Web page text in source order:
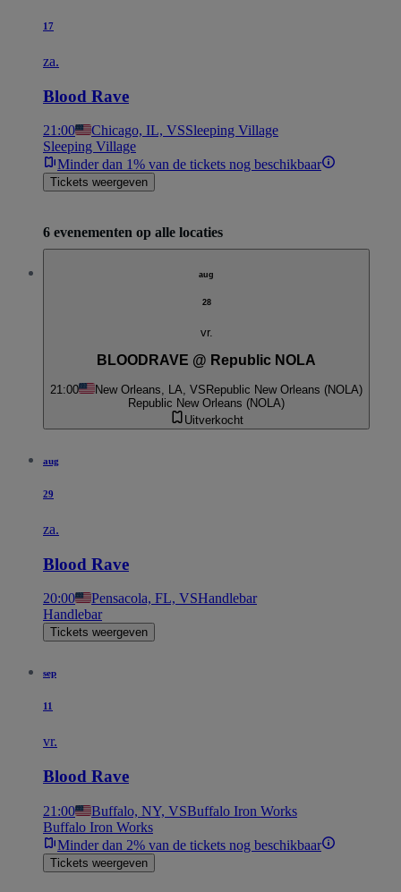
17
za.
Blood Rave
21:00 Chicago, IL, VSSleeping Village
Sleeping Village
Minder dan 1% van de tickets nog beschikbaar
Tickets weergeven
6 evenementen op alle locaties
aug
28
vr.
BLOODRAVE @ Republic NOLA
21:00 New Orleans, LA, VS Republic New Orleans (NOLA)
Republic New Orleans (NOLA)
Uitverkocht
aug
29
za.
Blood Rave
20:00 Pensacola, FL, VSHandlebar
Handlebar
Tickets weergeven
sep
11
vr.
Blood Rave
21:00 Buffalo, NY, VSBuffalo Iron Works
Buffalo Iron Works
Minder dan 2% van de tickets nog beschikbaar
Tickets weergeven